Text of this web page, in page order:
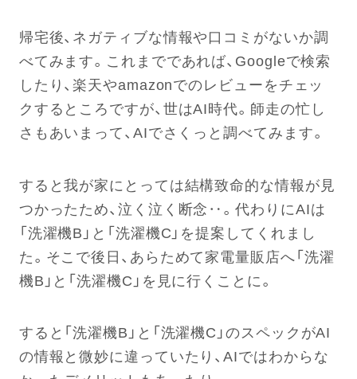
帰宅後、ネガティブな情報や口コミがないか調
べてみます。これまでであれば、Googleで検索
したり、楽天やamazonでのレビューをチェッ
クするところですが、世はAI時代。師走の忙し
さもあいまって、AIでさくっと調べてみます。
すると我が家にとっては結構致命的な情報が見
つかったため、泣く泣く断念‥。代わりにAIは
「洗濯機B」と「洗濯機C」を提案してくれまし
た。そこで後日、あらためて家電量販店へ「洗濯
機B」と「洗濯機C」を見に行くことに。
すると「洗濯機B」と「洗濯機C」のスペックがAI
の情報と微妙に違っていたり、AIではわからな